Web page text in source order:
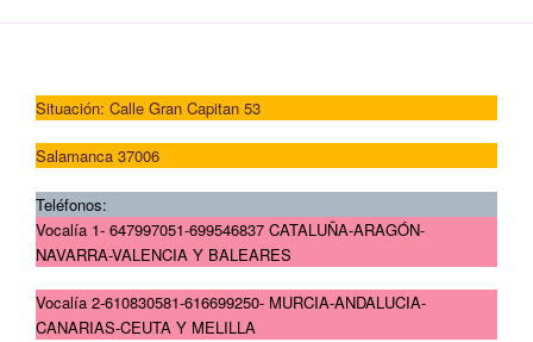
Situación: Calle Gran Capitan 53
Salamanca 37006
Teléfonos:
Vocalía 1- 647997051-699546837 CATALUÑA-ARAGÓN-
NAVARRA-VALENCIA Y BALEARES
Vocalía 2-610830581-616699250- MURCIA-ANDALUCIA-
CANARIAS-CEUTA Y MELILLA